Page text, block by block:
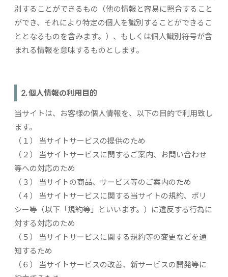
別することができるもの（他の情報と容易に照合すること
ができ、それにより特定の個人を識別することができるこ
ととなるものを含みます。）、もしくは個人識別符号が含
まれる情報を意味するものとします。
2. 個人情報の利用目的
当サイトは、お客様の個人情報を、以下の目的で利用致し
ます。
（１） 当サイトサービスの提供のため
（２） 当サイトサービスに関するご案内、お問い合わせ
等への対応のため
（３） 当サイトの商品、サービス等のご案内のため
（４） 当サイトサービスに関する当サイトの規約、ポリ
シー等（以下「規約等」といいます。）に違反する行為に
対する対応のため
（５） 当サイトサービスに関する規約等の変更などを通
知するため
（６） 当サイトサービスの改善、新サービスの開発等に